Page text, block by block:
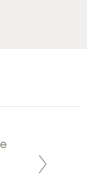
Parce qu'ils sont